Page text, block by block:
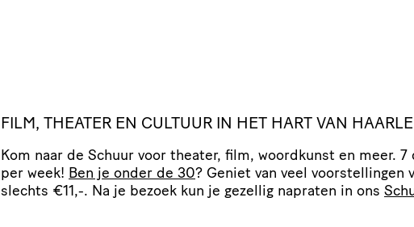
FILM, THEATER EN CULTUUR IN HET HART VAN
Kom naar de Schuur voor theater, film, woordkunst en meer. 7
per week! Ben je onder de 30? Geniet van veel voor­stel­lingen
slechts €11,-. Na je bezoek kun je gezellig napraten in ons